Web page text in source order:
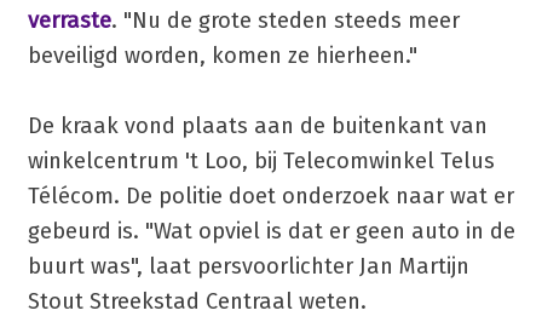
verraste. "Nu de grote steden steeds meer
beveiligd worden, komen ze hierheen."
De kraak vond plaats aan de buitenkant van
winkelcentrum 't Loo, bij Telecomwinkel Telus
Télécom. De politie doet onderzoek naar wat er
gebeurd is. "Wat opviel is dat er geen auto in de
buurt was", laat persvoorlichter Jan Martijn
Stout Streekstad Centraal weten.